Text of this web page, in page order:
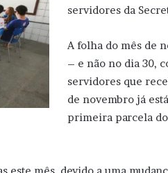
servidores da
A folha do mês de
– e não no dia 30,
servidores que
de novembro já
primeira parcela